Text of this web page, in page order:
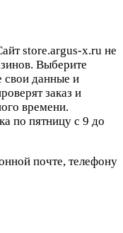
store.argus-x.ru не
Выберите
свои данные и
заказ и
времени.
по пятницу с 9 до
почте, телефону